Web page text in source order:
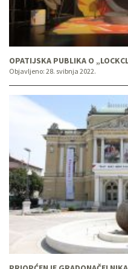
OPATIJSKA PUBLIKA O
Objavljeno: 28. svibnja 2022.